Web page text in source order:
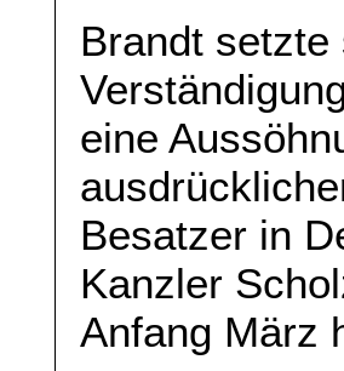
Brandt
eine
Besatzer in
Kanzler
Anfang März